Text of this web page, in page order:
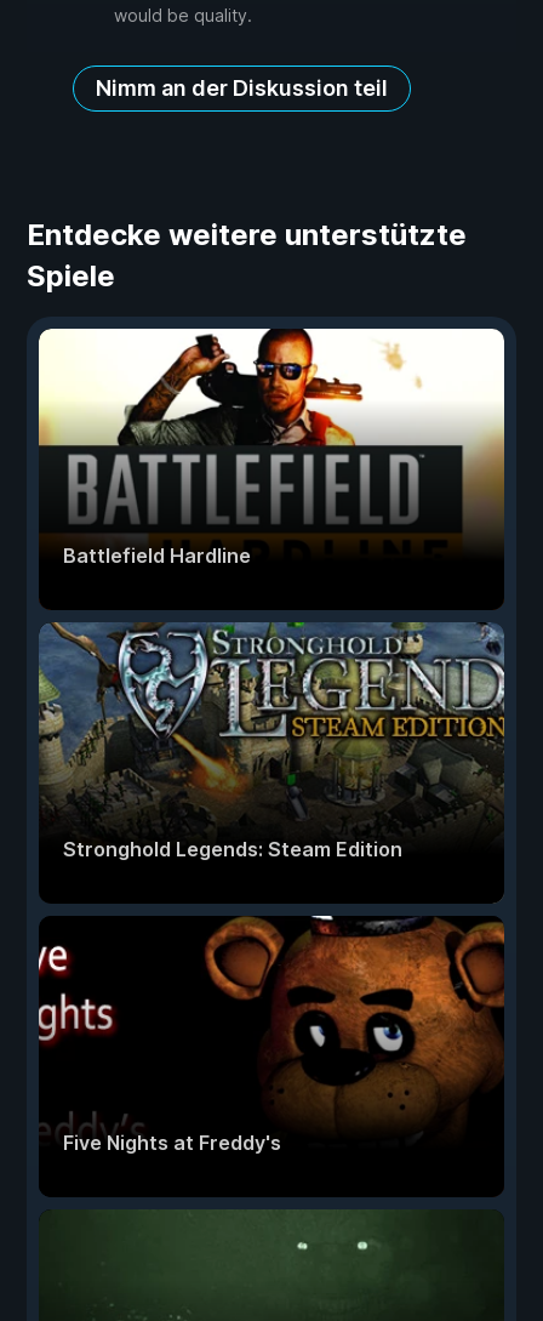
would be quality.
Nimm an der Diskussion teil
Entdecke weitere unterstützte
Spiele
Battlefield Hardline
Stronghold Legends: Steam Edition
Five Nights at Freddy's